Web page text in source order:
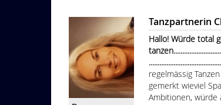
Tanzpartnerin
Hallo! Würde total
regelmässig
gemerkt wieviel
Ambitionen, würde